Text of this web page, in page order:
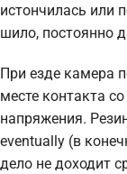
истончилась или
шило, постоянно
При езде камера
месте контакта
напряжения.
eventually (в
дело не доходит